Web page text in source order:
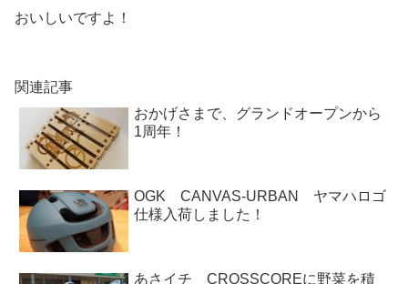
おいしいですよ！
関連記事
おかげさまで、グランドオープンから
1周年！
OGK CANVAS-URBAN ヤマハロゴ
仕様入荷しました！
あさイチ CROSSCOREに野菜を積